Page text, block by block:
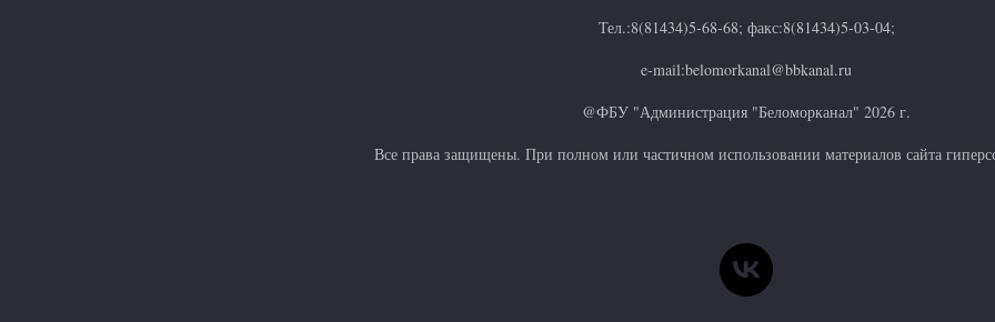
Тел.:8(81434)5-68-68; факс:8(81434)5-03-04;
e-mail:belomorkanal@bbkanal.ru
@ФБУ "Администрация "Беломорканал" 2026 г.
Все права защищены. При полном или частичном использовании материалов сайта